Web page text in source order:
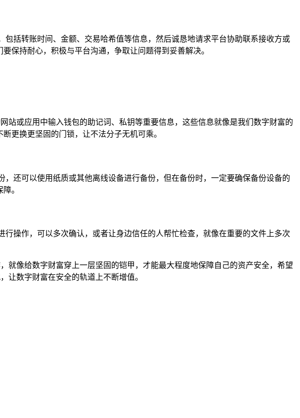
括转账时间、金额、交易哈希值等信息，然后诚恳地请求平台协助联系接收方或
保持耐心，积极与平台沟通，争取让问题得到妥善解决。
站或应用中输入钱包的助记词、私钥等重要信息，这些信息就像是我们数字财富的
更换更坚固的门锁，让不法分子无机可乘。
还可以使用纸质或其他离线设备进行备份，但在备份时，一定要确保备份设备的
。
操作，可以多次确认，或者让身边信任的人帮忙检查，就像在重要的文件上多次
就像给数字财富穿上一层坚固的铠甲，才能最大程度地保障自己的资产安全，希望
让数字财富在安全的轨道上不断增值。